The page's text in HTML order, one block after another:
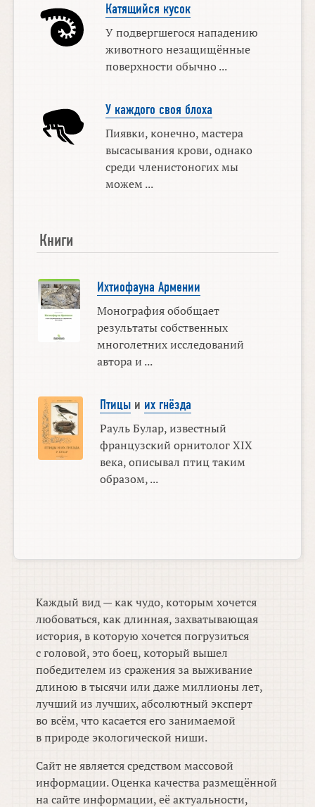
Катящийся кусок
У подвергшегося нападению
животного незащищённые
поверхности обычно ...
У каждого своя блоха
Пиявки, конечно, мастера
высасывания крови, однако
среди членистоногих мы
можем ...
Книги
Ихтиофауна Армении
Монография обобщает
результаты собственных
многолетних исследований
автора и ...
Птицыи их гнёзда
Рауль Булар, известный
французский орнитолог XIX
века, описывал птиц таким
образом, ...
Каждый вид — как чудо, которым хочется
любоваться, как длинная, захватывающая
история, в которую хочется погрузиться
с головой, это боец, который вышел
победителем из сражения за выживание
длиною в тысячи или даже миллионы лет,
лучший из лучших, абсолютный эксперт
во всём, что касается его занимаемой
в природе экологической ниши.
Сайт не является средством массовой
информации. Оценка качества размещённой
на сайте информации, её актуальности,